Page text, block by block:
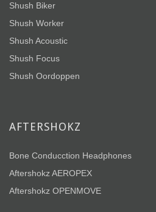
Shush Biker
Shush Worker
Shush Acoustic
Shush Focus
Shush Oordoppen
AFTERSHOKZ
Bone Conducction Headphones
Aftershokz AEROPEX
Aftershokz OPENMOVE